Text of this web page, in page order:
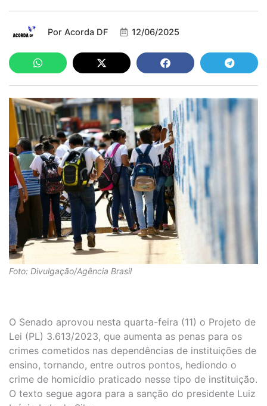
Por Acorda DF 12/06/2025
Foto: Divulgação/Agência Brasil
O Senado aprovou nesta quarta-feira (11) o Projeto de
Lei (PL) 3.613/2023, que aumenta as penas para os
crimes cometidos nas dependências de instituições de
ensino, tornando, entre outros pontos, hediondo o
crime de homicídio praticado nesse tipo de instituição.
O texto segue agora para a sanção do presidente Luiz